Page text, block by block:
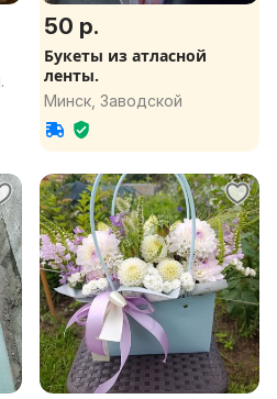
50 р.
Букеты из атласной
ленты.
Минск, Заводской